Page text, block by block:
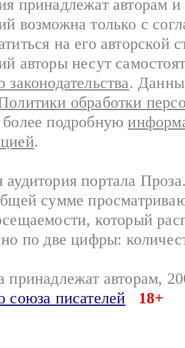
принадлежат авторам
возможна только с
на его авторской
авторы несут
законодательства.
обработки
более подробную
.
портала
сумме
который
по две цифры:
принадлежат авторам,
союза писателей
18+